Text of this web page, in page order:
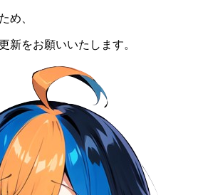
め、
新をお願いいたします。